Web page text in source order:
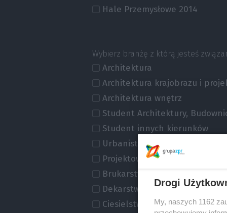
Hale Przemysłowe 2014
Wybierz branżę z którą jesteś
Architektura
Architektura krajobrazu i
Architektura wnętrz
Student Architektury,
Student innych kierunków
Urbanistyka
Projektowanie konstrukcji
Brukarstwo
Dekarstwo
Ciesielstwo
Drogi
My, naszych 1162